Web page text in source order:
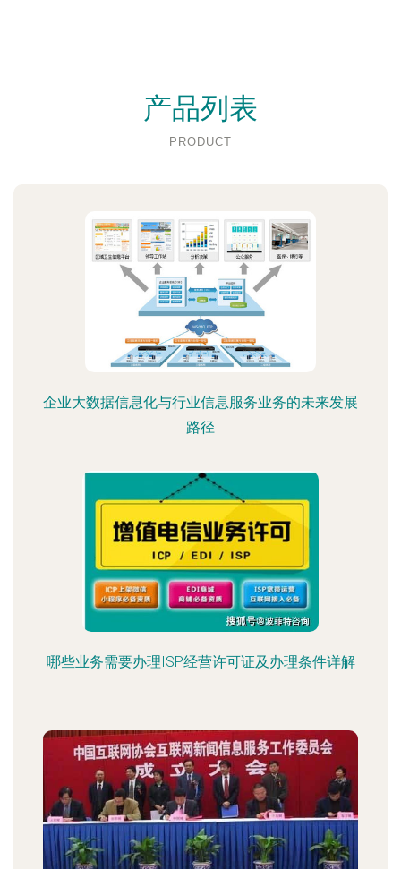
产品列表
PRODUCT
企业大数据信息化与行业信息服务业务的未来发展
路径
哪些业务需要办理ISP经营许可证及办理条件详解